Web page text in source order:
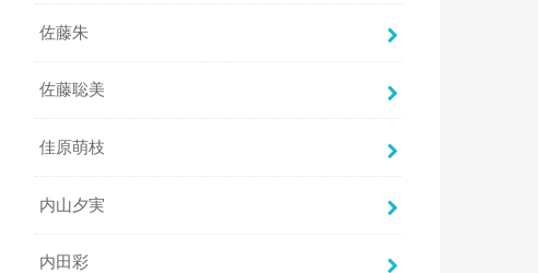
佐藤朱
佐藤聡美
佳原萌枝
内山夕実
内田彩